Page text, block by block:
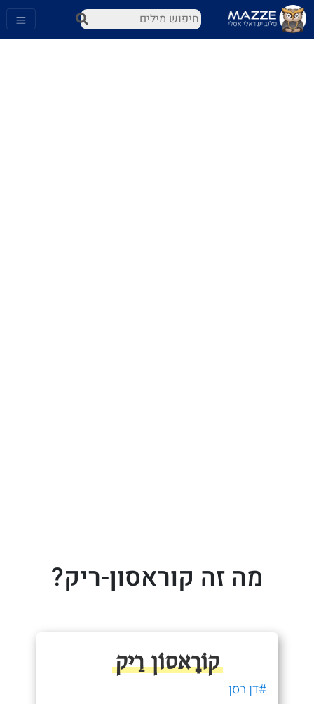
מה זה קוראסון-ריק?
קוֹרָאסוֹן רֵיק
#דן בסן